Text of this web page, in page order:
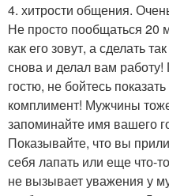
4. хитрости общения.
Не просто пообщаться 20
как его зовут, а сделать
снова и делал вам
гостю, не бойтесь
комплимент! Мужчины
запоминайте имя вашего
Показывайте, что вы
себя лапать или еще что-
не вызывает уважения у